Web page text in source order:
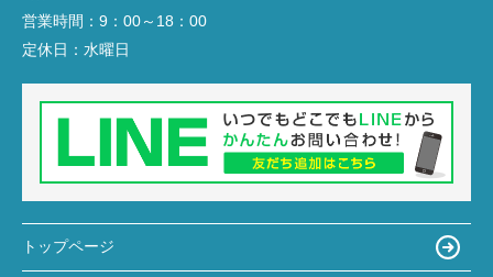
営業時間： 9：00～18：00
定休日： 水曜日
トップページ